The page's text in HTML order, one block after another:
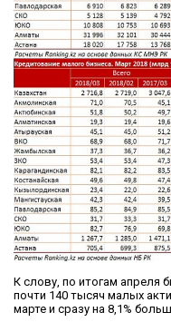
К слову, по итогам апреля
почти 140 тысяч малых
марте и сразу на 8,1%